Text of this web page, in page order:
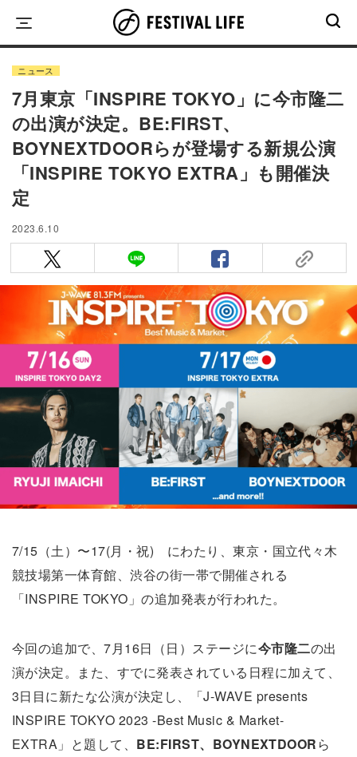
content
ニュース
7月東京「INSPIRE TOKYO」に今市隆二
の出演が決定。BE:FIRST、
BOYNEXTDOORらが登場する新規公演
「INSPIRE TOKYO EXTRA」も開催決
定
2023.6.10
7/15（土）〜17(月・祝) にわたり、東京・国立代々木
競技場第一体育館、渋谷の街一帯で開催される
「INSPIRE TOKYO」の追加発表が行われた。
今回の追加で、7月16日（日）ステージに今市隆二の出
演が決定。また、すでに発表されている日程に加えて、
3日目に新たな公演が決定し、「J-WAVE presents
INSPIRE TOKYO 2023 -Best Music & Market-
EXTRA」と題して、 BE:FIRST、BOYNEXTDOORら